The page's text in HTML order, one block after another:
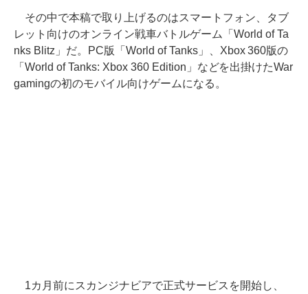
その中で本稿で取り上げるのはスマートフォン、タブ
レット向けのオンライン戦車バトルゲーム「World of Ta
nks Blitz」だ。PC版「World of Tanks」、Xbox 360版の
「World of Tanks: Xbox 360 Edition」などを出掛けたWar
gamingの初のモバイル向けゲームになる。
1カ月前にスカンジナビアで正式サービスを開始し、